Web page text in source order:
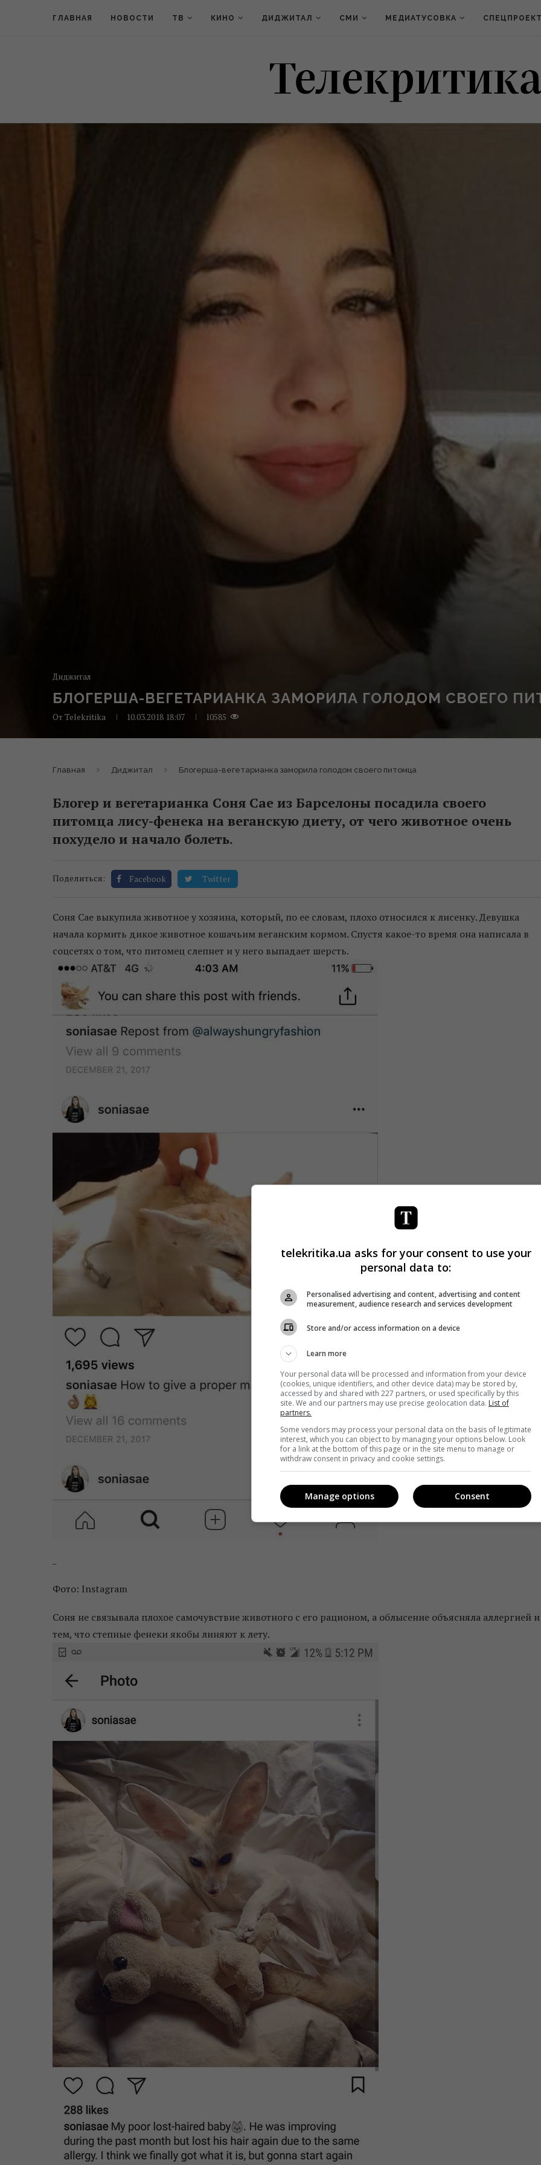
ГЛАВНАЯ НОВОСТИ ТВ КИНО ДИДЖИТАЛ СМИ МЕДИАТУСОВКА
Диджитал
БЛОГЕРША-ВЕГЕТАРИАНКА ЗАМОРИЛА ГОЛОДОМ СВОЕГО
ОтTelekritika 10.03.2018 18:07 10585
Главная Диджитал Блогерша-вегетарианка заморила голодом своего питомца
Блогер и вегетарианка Соня Сае из Барселоны посадила своего
питомца лису-фенека на веганскую диету, от чего животное очень
похудело и начало болеть.
Поделиться: Facebook Twitter
Соня Сае выкупила животное у хозяина, который, по ее словам, плохо относился к лисенку. Девушка
начала кормить дикое животное кошачьим веганским кормом. Спустя какое-то время она написала в
соцсетях о том, что питомец слепнет и у него выпадает шерсть.
Фото: Instagram
Соня не связывала плохое самочувствие животного с его рационом, а облысение объясняла аллергией и
тем, что степные фенеки якобы линяют к лету.
telekritika.ua asks for your consent to use your
personal data to:
Personalised advertising and content, advertising and content
measurement, audience research and services development
Store and/or access information on a device
Learn more
Your personal data will be processed and information from your device
(cookies, unique identifiers, and other device data) may be stored by,
accessed by and shared with 227 partners, or used specifically by this
site. We and our partners may use precise geolocation data. List of
partners.
Some vendors may process your personal data on the basis of legitimate
interest, which you can object to by managing your options below. Look
for a link at the bottom of this page or in the site menu to manage or
withdraw consent in privacy and cookie settings.
Consent
Manage options